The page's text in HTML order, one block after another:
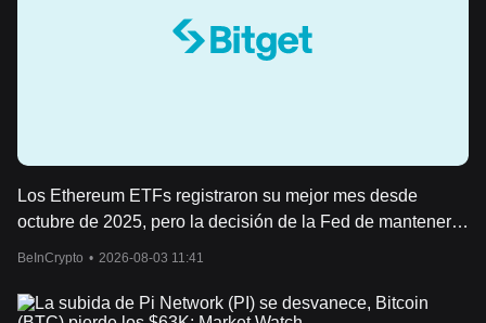
Los Ethereum ETFs registraron su mejor mes desde
octubre de 2025, pero la decisión de la Fed de mantener
BeInCrypto • 2026-08-03 11:41